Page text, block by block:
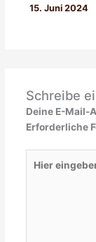
15. Juni 2024
Schreibe
Deine E-Mail-
Erforderliche
eingeben…